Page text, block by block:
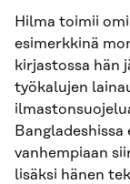
Hilma toimii
esimerkkinä
kirjastossa hän
työkalujen
vanhempiaan
lisäksi hänen